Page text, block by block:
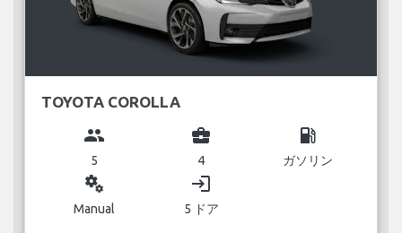
TOYOTA COROLLA
group
5
business_center
4
local_gas_station
ガソリン
miscellaneous_services
Manual
login
5 ドア